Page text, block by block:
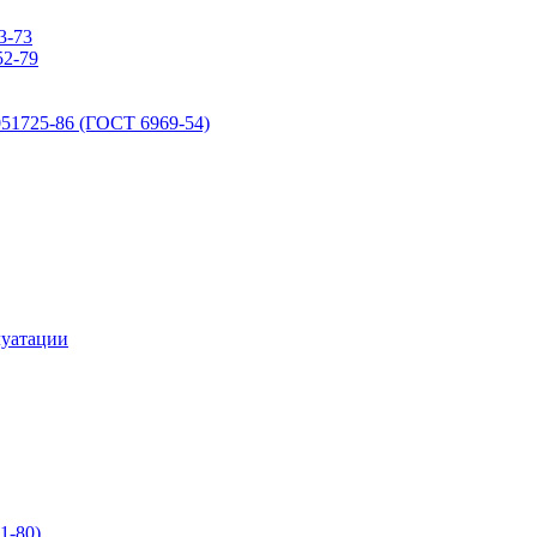
73
79
86 (ГОСТ 6969-54)
80)